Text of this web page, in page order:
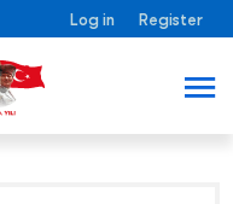
Log in Register